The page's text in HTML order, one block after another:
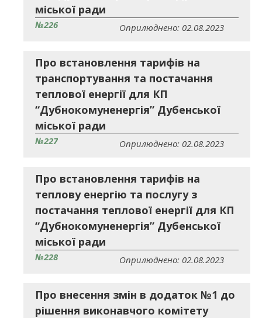
міської ради
№226 Оприлюднено: 02.08.2023
Про встановлення тарифів на
транспортування та постачання
теплової енергії для КП
“Дубнокомуненергія” Дубенської
міської ради
№227 Оприлюднено: 02.08.2023
Про встановлення тарифів на
теплову енергію та послугу з
постачання теплової енергії для КП
“Дубнокомуненергія” Дубенської
міської ради
№228 Оприлюднено: 02.08.2023
Про внесення змін в додаток №1 до
рішення виконавчого комітету